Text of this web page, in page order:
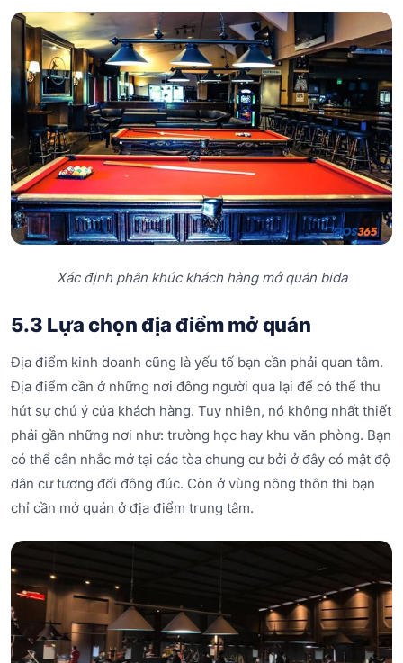
Xác định phân khúc khách hàng mở quán bida
5.3 Lựa chọn địa điểm mở quán
Địa điểm kinh doanh cũng là yếu tố bạn cần phải quan tâm.
Địa điểm cần ở những nơi đông người qua lại để có thể thu
hút sự chú ý của khách hàng. Tuy nhiên, nó không nhất thiết
phải gần những nơi như: trường học hay khu văn phòng. Bạn
có thể cân nhắc mở tại các tòa chung cư bởi ở đây có mật độ
dân cư tương đối đông đúc. Còn ở vùng nông thôn thì bạn
chỉ cần mở quán ở địa điểm trung tâm.